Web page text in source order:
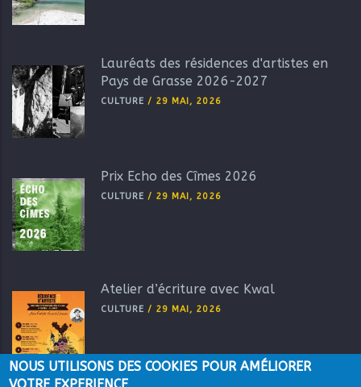
Lauréats des résidences d'artistes en
Pays de Grasse 2026-2027
CULTURE / 29 MAI, 2026
Prix Echo des Cîmes 2026
CULTURE / 29 MAI, 2026
Atelier d’écriture avec Kwal
CULTURE / 29 MAI, 2026
NOUS UTILISONS DES COOKIES POUR AMÉLIORER